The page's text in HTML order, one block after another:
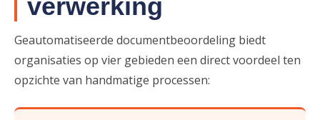
verwerking
Geautomatiseerde documentbeoordeling biedt
organisaties op vier gebieden een direct voordeel ten
opzichte van handmatige processen: